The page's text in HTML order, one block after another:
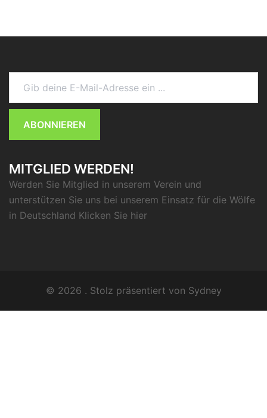
Gib deine E-Mail-Adresse ein ...
ABONNIEREN
MITGLIED WERDEN!
Werden Sie Mitglied in unserem Verein und
unterstützen Sie uns bei unserem Einsatz für die Wölfe
in Deutschland Klicken Sie hier
© 2026 . Stolz präsentiert von Sydney